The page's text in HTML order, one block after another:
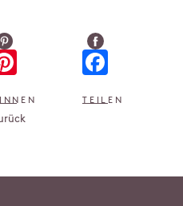
Pinterest
TEILEN